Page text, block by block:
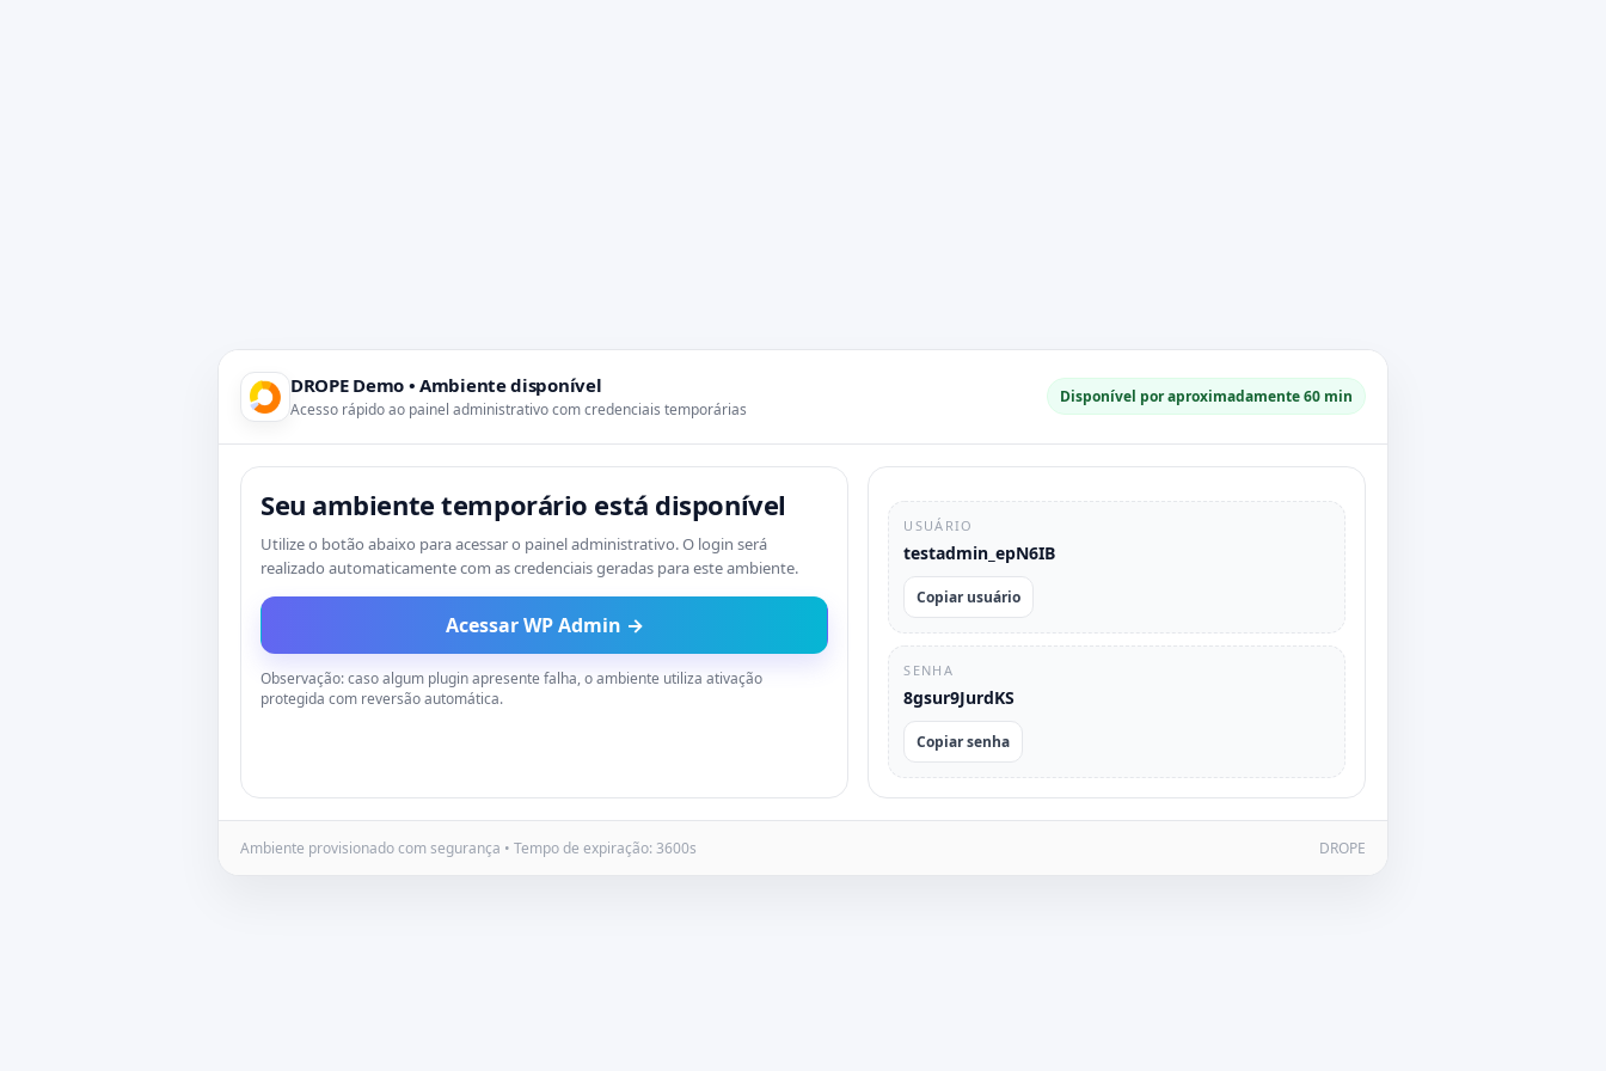
DROPE Demo • Ambiente disponível
Acesso rápido ao painel administrativo com credenciais temporárias
Disponível por aproximadamente 60 min
Seu ambiente temporário está disponível
Utilize o botão abaixo para acessar o painel administrativo. O login será
realizado automaticamente com as credenciais geradas para este ambiente.
Acessar WP Admin →
Observação: caso algum plugin apresente falha, o ambiente utiliza ativação
protegida com reversão automática.
USUÁRIO
testadmin_epN6IB
Copiar usuário
SENHA
8gsur9JurdKS
Copiar senha
Ambiente provisionado com segurança • Tempo de expiração: 3600s DROPE